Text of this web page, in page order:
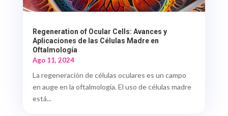
Regeneration of Ocular Cells: Avances y
Aplicaciones de las Células Madre en
Oftalmología
Ago 11, 2024
La regeneración de células oculares es un campo
en auge en la oftalmología. El uso de células madre
está...